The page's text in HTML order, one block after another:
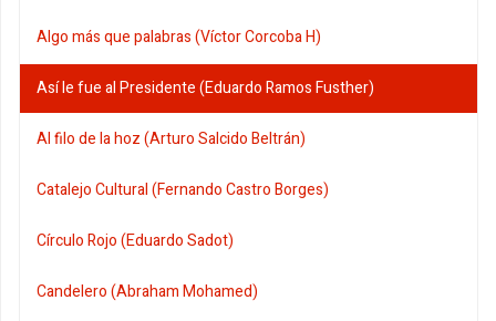
Algo más que palabras (Víctor Corcoba H)
Así le fue al Presidente (Eduardo Ramos Fusther)
Al filo de la hoz (Arturo Salcido Beltrán)
Catalejo Cultural (Fernando Castro Borges)
Círculo Rojo (Eduardo Sadot)
Candelero (Abraham Mohamed)